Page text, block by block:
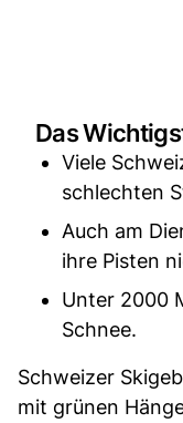
Das
Viele
schlechten
Auch am
ihre Pisten
Unter 2000
Schnee.
Schweizer
mit grünen